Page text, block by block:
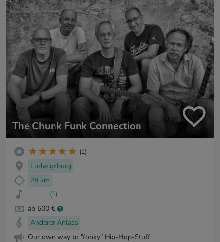
The Chunk Funk Connection
(1)
Ludwigsburg
28 km
(1)
ab 500 €
Anderer Anlass
Our own way to "fonky" Hip-Hop-Stuff